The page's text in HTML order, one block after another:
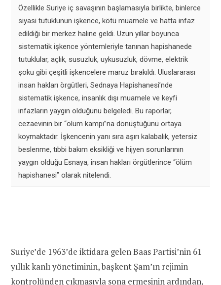
Özellikle Suriye iç savaşının başlamasıyla birlikte, binlerce
siyasi tutuklunun işkence, kötü muamele ve hatta infaz
edildiği bir merkez haline geldi. Uzun yıllar boyunca
sistematik işkence yöntemleriyle tanınan hapishanede
tutuklular, açlık, susuzluk, uykusuzluk, dövme, elektrik
şoku gibi çeşitli işkencelere maruz bırakıldı. Uluslararası
insan hakları örgütleri, Sednaya Hapishanesi’nde
sistematik işkence, insanlık dışı muamele ve keyfi
infazların yaygın olduğunu belgeledi. Bu raporlar,
cezaevinin bir “ölüm kampı”na dönüştüğünü ortaya
koymaktadır. İşkencenin yanı sıra aşırı kalabalık, yetersiz
beslenme, tıbbi bakım eksikliği ve hijyen sorunlarının
yaygın olduğu Esnaya, insan hakları örgütlerince “ölüm
hapishanesi” olarak nitelendi.
Suriye’de 1963’de iktidara gelen Baas Partisi’nin 61
yıllık kanlı yönetiminin, başkent Şam’ın rejimin
kontrolünden çıkmasıyla sona ermesinin ardından,